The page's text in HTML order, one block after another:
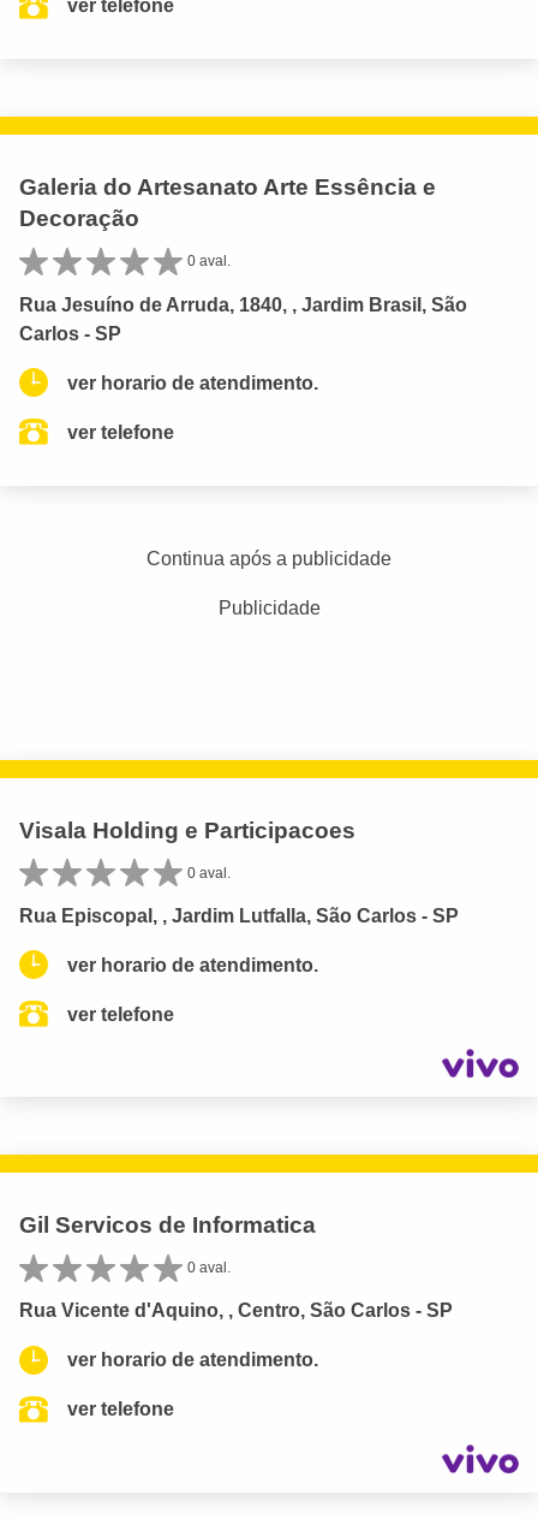
ver telefone
Galeria do Artesanato Arte Essência e
Decoração
0 aval.
Rua Jesuíno de Arruda, 1840, , Jardim Brasil, São
Carlos - SP
ver horario de atendimento.
ver telefone
Continua após a publicidade
Publicidade
Visala Holding e Participacoes
0 aval.
Rua Episcopal, , Jardim Lutfalla, São Carlos - SP
ver horario de atendimento.
ver telefone
Gil Servicos de Informatica
0 aval.
Rua Vicente d'Aquino, , Centro, São Carlos - SP
ver horario de atendimento.
ver telefone